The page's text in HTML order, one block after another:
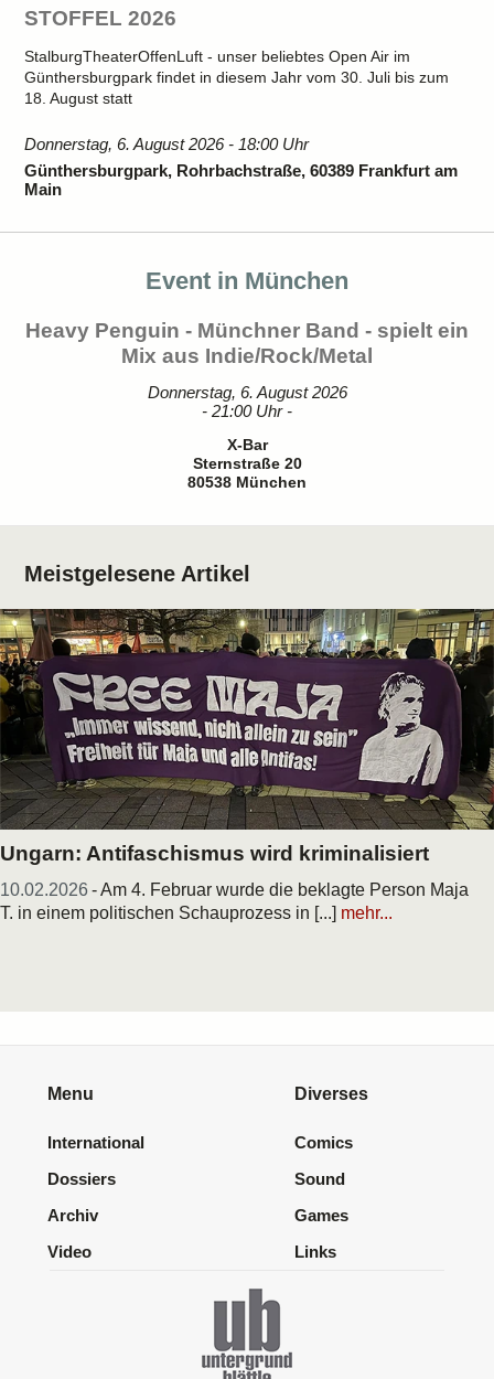
STOFFEL 2026
StalburgTheaterOffenLuft - unser beliebtes Open Air im
Günthersburgpark findet in diesem Jahr vom 30. Juli bis zum
18. August statt
Donnerstag, 6. August 2026 - 18:00 Uhr
Günthersburgpark, Rohrbachstraße, 60389 Frankfurt am
Main
Event in München
Heavy Penguin - Münchner Band - spielt ein
Mix aus Indie/Rock/Metal
Donnerstag, 6. August 2026
- 21:00 Uhr -
X-Bar
Sternstraße 20
80538 München
Meistgelesene Artikel
Ungarn: Antifaschismus wird kriminalisiert
10.02.2026 - Am 4. Februar wurde die beklagte Person Maja
T. in einem politischen Schauprozess in [...] mehr...
Menu
International
Dossiers
Archiv
Video
Diverses
Comics
Sound
Games
Links